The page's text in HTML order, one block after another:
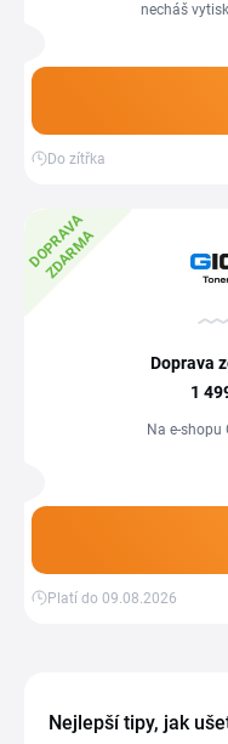
necháš
Do zítřka
D
O
P
R
A
V
A
Z
D
A
R
M
A
Doprava
1
Na e-
Platí do 09.08.2026
Nejlepší tipy, jak